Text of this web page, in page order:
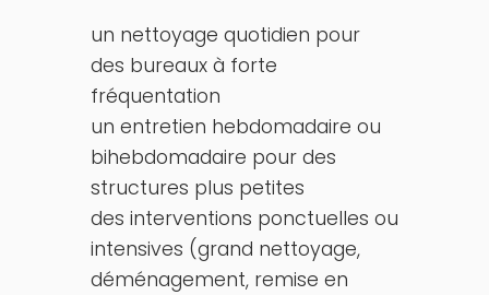
un nettoyage quotidien pour
des bureaux à forte
fréquentation
un entretien hebdomadaire ou
bihebdomadaire pour des
structures plus petites
des interventions ponctuelles ou
intensives (grand nettoyage,
déménagement, remise en